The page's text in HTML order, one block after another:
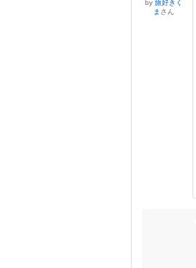
by 旅好きく
ま さん